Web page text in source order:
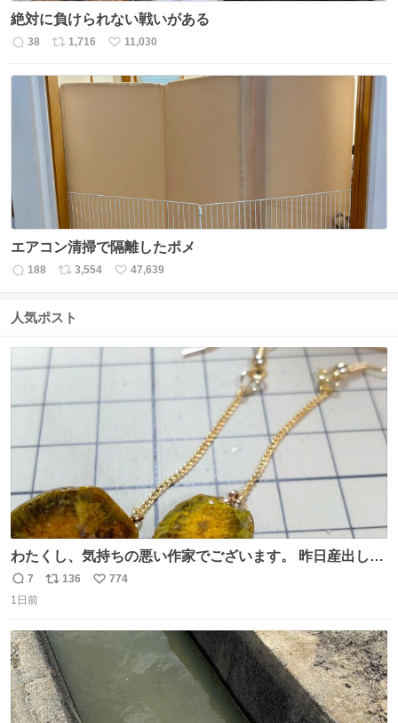
絶対に負けられない戦いがある
返
38
リ
ス
ト
数
1,716
い
ね
11,030
エアコン清掃で隔離したポメ
返
数
188
リ
ス
数
3,554
い
47,639
人気ポスト
わたくし、気持ちの悪い作家でございます。 昨日産出しま
した胆石をピアスにしました。 とても希少な石です。 割っ
てみたらなかなか綺麗でした。 次回の外来はこれ付けて行
返
信
7
リ
ト
数
136
い
774
1日前